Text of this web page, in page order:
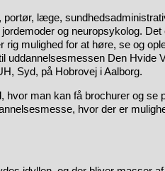
læge,
og neuropsykolog. Det
rig mulighed for at høre, se og
uddannelsesmessen Den Hvide
Syd, på Hobrovej i Aalborg.
hvor man kan få brochurer og se
hvor der er